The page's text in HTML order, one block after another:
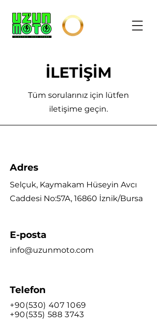
İLETİŞİM
Tüm sorularınız için lütfen
iletişime geçin.
Adres
Selçuk, Kaymakam Hüseyin Avcı
Caddesi No:57A, 16860 İznik/Bursa
E-posta
info@uzunmoto.com
Telefon
+90(530) 407 1069
+90(535) 588 3743